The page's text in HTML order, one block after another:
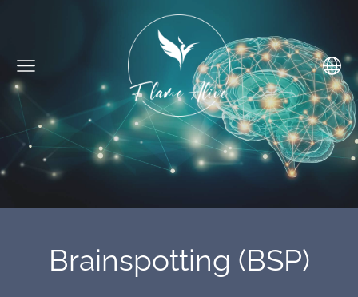
Brainspotting (BSP)